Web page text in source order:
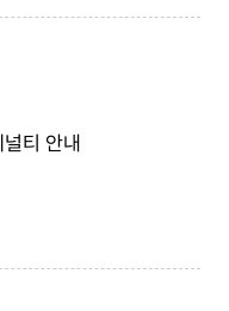
티 안내